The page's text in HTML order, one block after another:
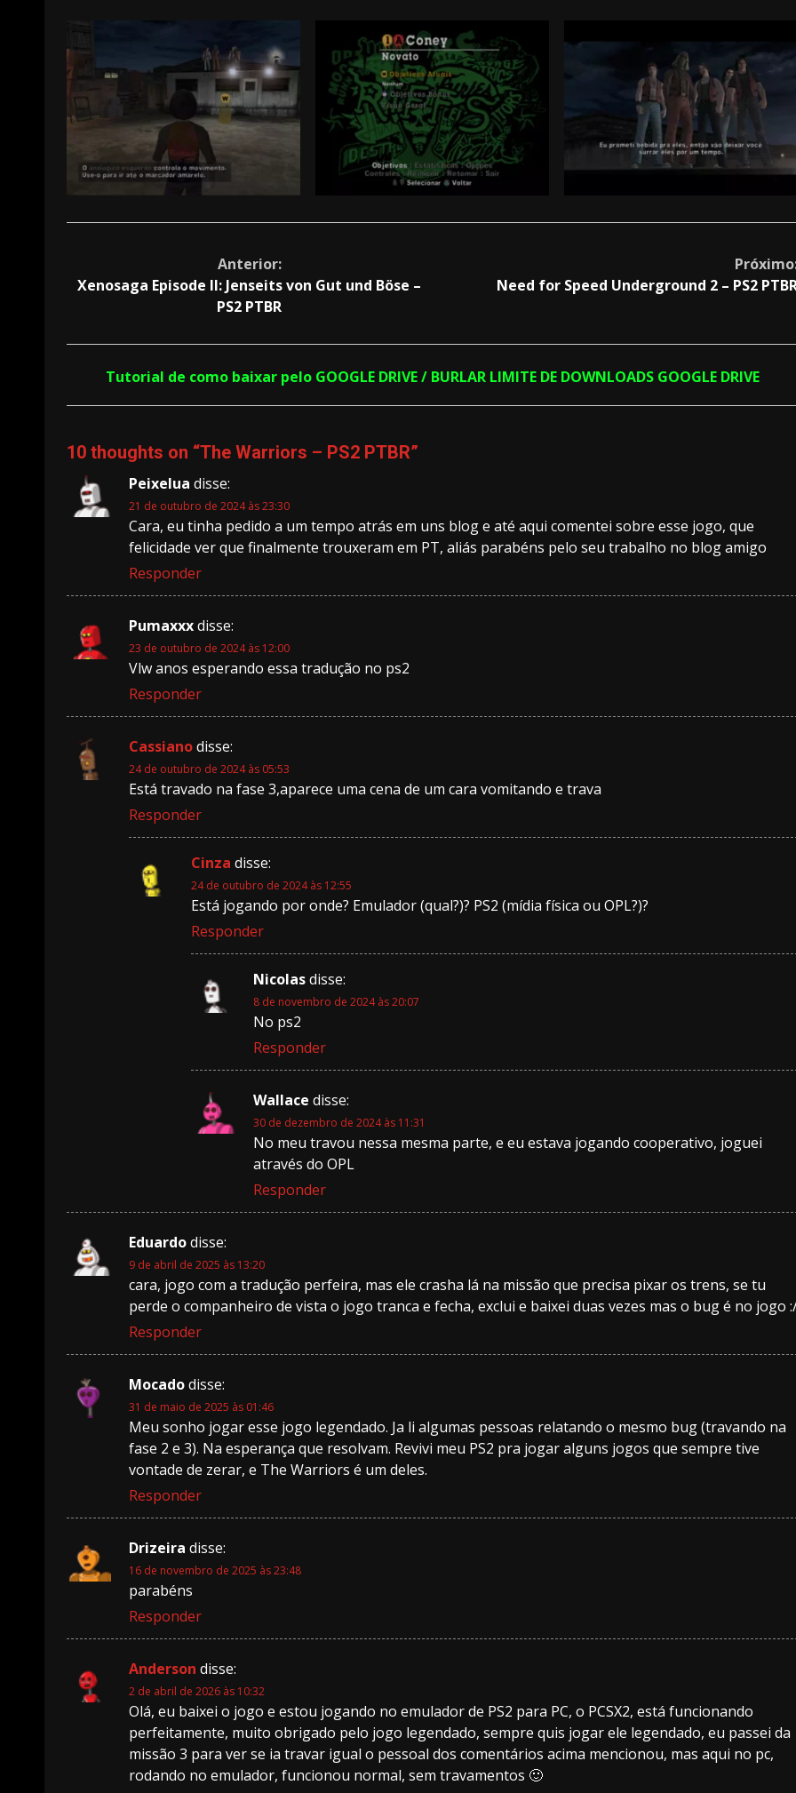
Reading
Anterior:
Xenosaga Episode II: Jenseits von Gut und Böse –
PS2 PTBR
Need for Speed Underground 2 – PS2
Tutorial de como baixar pelo GOOGLE DRIVE / BURLAR LIMITE DE DOWNLOADS GOOGLE DRIVE
10 thoughts on “The Warriors – PS2 PTBR”
Peixelua disse:
21 de outubro de 2024 às 23:30
Cara, eu tinha pedido a um tempo atrás em uns blog e até aqui comentei sobre esse jogo, que
felicidade ver que finalmente trouxeram em PT, aliás parabéns pelo seu trabalho no blog amigo
Responder
Pumaxxxdisse:
23 de outubro de 2024 às 12:00
Vlw anos esperando essa tradução no ps2
Responder
Cassianodisse:
24 de outubro de 2024 às 05:53
Está travado na fase 3,aparece uma cena de um cara vomitando e trava
Responder
Cinza disse:
24 de outubro de 2024 às 12:55
Está jogando por onde? Emulador (qual?)? PS2 (mídia física ou OPL?)?
Responder
Nicolasdisse:
8 de novembro de 2024 às 20:07
No ps2
Responder
Wallace disse:
30 de dezembro de 2024 às 11:31
No meu travou nessa mesma parte, e eu estava jogando cooperativo, joguei
através do OPL
Responder
Eduardodisse:
9 de abril de 2025 às 13:20
cara, jogo com a tradução perfeira, mas ele crasha lá na missão que precisa pixar os trens, se tu
perde o companheiro de vista o jogo tranca e fecha, exclui e baixei duas vezes mas o bug é no jogo
Responder
Mocadodisse:
31 de maio de 2025 às 01:46
Meu sonho jogar esse jogo legendado. Ja li algumas pessoas relatando o mesmo bug (travando na
fase 2 e 3). Na esperança que resolvam. Revivi meu PS2 pra jogar alguns jogos que sempre tive
vontade de zerar, e The Warriors é um deles.
Responder
Drizeira disse:
16 de novembro de 2025 às 23:48
parabéns
Responder
Anderson disse:
2 de abril de 2026 às 10:32
Olá, eu baixei o jogo e estou jogando no emulador de PS2 para PC, o PCSX2, está funcionando
perfeitamente, muito obrigado pelo jogo legendado, sempre quis jogar ele legendado, eu passei da
missão 3 para ver se ia travar igual o pessoal dos comentários acima mencionou, mas aqui no pc,
rodando no emulador, funcionou normal, sem travamentos 🙂